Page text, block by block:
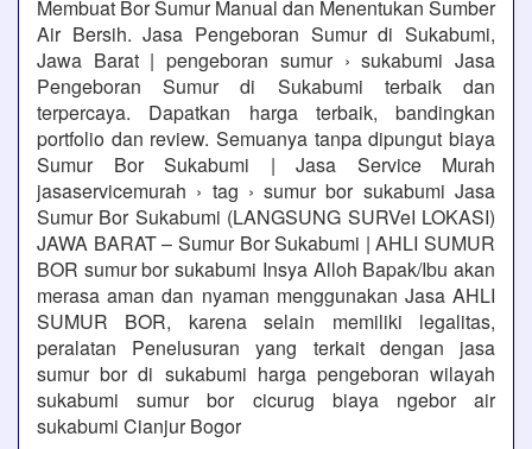
Membuat Bor Sumur Manual dan Menentukan Sumber
Air Bersih. Jasa Pengeboran Sumur di Sukabumi,
Jawa Barat | pengeboran sumur › sukabumi Jasa
Pengeboran Sumur di Sukabumi terbaik dan
terpercaya. Dapatkan harga terbaik, bandingkan
portfolio dan review. Semuanya tanpa dipungut biaya
Sumur Bor Sukabumi | Jasa Service Murah
jasaservicemurah › tag › sumur bor sukabumi Jasa
Sumur Bor Sukabumi (LANGSUNG SURVeI LOKASI)
JAWA BARAT – Sumur Bor Sukabumi | AHLI SUMUR
BOR sumur bor sukabumi Insya Alloh Bapak/Ibu akan
merasa aman dan nyaman menggunakan Jasa AHLI
SUMUR BOR, karena selain memiliki legalitas,
peralatan Penelusuran yang terkait dengan jasa
sumur bor di sukabumi harga pengeboran wilayah
sukabumi sumur bor cicurug biaya ngebor air
sukabumi Cianjur Bogor